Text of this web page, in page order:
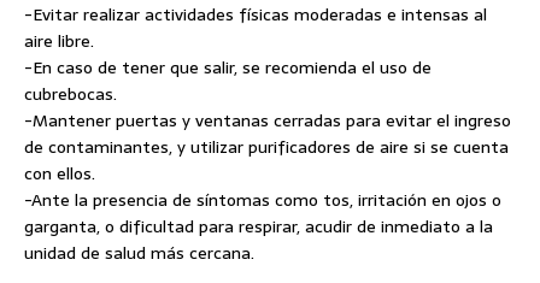
-Evitar realizar actividades físicas moderadas e intensas al
aire libre.
-En caso de tener que salir, se recomienda el uso de
cubrebocas.
-Mantener puertas y ventanas cerradas para evitar el ingreso
de contaminantes, y utilizar purificadores de aire si se cuenta
con ellos.
-Ante la presencia de síntomas como tos, irritación en ojos o
garganta, o dificultad para respirar, acudir de inmediato a la
unidad de salud más cercana.